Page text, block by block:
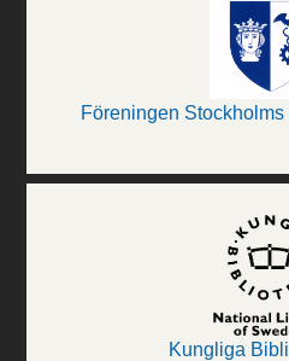
Föreningen
Kungliga